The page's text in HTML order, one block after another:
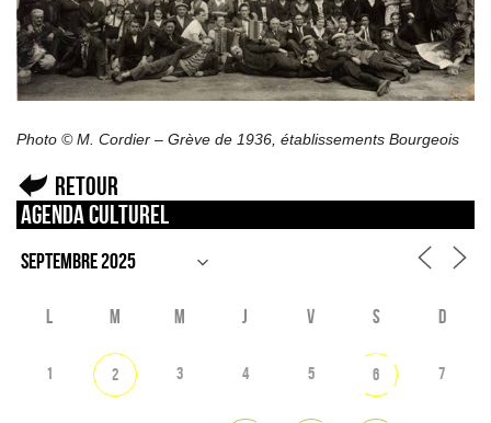
Photo © M. Cordier – Grève de 1936, établissements Bourgeois
Retour
Agenda culturel
L M M J V S D
1 2 3 4 5 6 7